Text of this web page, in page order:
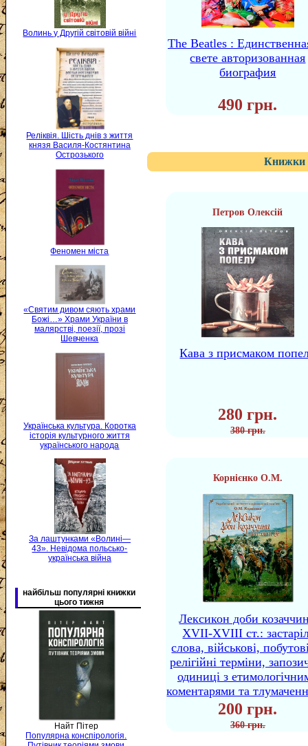
Волинь у Другій світовій війні
Реліквія. Шість днів з життя
князя Василя-Костянтина
Острозького
Феномен міста
«Святим дивом сяють храми
Божі…» Храми України в
малярстві, поезії, прозі
Шевченка
Українська культура. Коротка
історія культурного життя
українського народа
За лаштунками «Волині—
43». Невідома польсько-
українська війна
найбільш популярні книжки
цього тижня
Найт Пітер
Популярна конспірологія.
The Beatles :
свете авторизованная
биография
490 грн.
Книжки
Петров Олексій
Кава з присмаком
280 грн.
380 грн.
Корнієнко О.М.
Лексикон доби
XVII-XVIII ст.:
слова, військові,
релігійні терміни,
одиниці з
коментарями та
200 грн.
360 грн.